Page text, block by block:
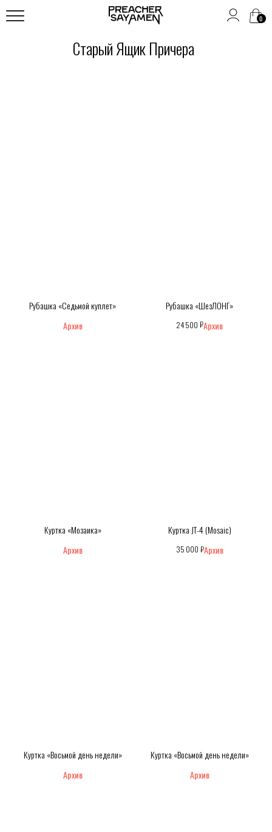
0
Старый Ящик Причера
Рубашка «Седьмой куплет» Рубашка «ШезЛОНГ»
24 500 ₽
Куртка «Мозаика» Куртка JT-4 (Mosaic)
35 000 ₽
Куртка «Восьмой день недели» Куртка «Восьмой день недели»